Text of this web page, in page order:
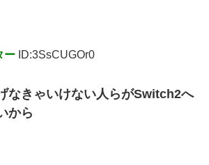
ー ID:3SsCUGOr0
なきゃいけない人らがSwitch2へ
から